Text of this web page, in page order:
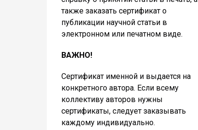
также заказать сертификат о
публикации научной статьи в
электронном или печатном виде.
ВАЖНО!
Сертификат именной и выдается на
конкретного автора. Если всему
коллективу авторов нужны
сертификаты, следует заказывать
каждому индивидуально.